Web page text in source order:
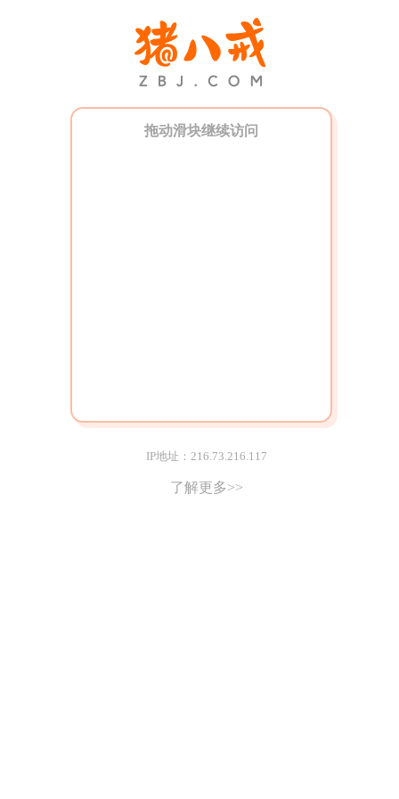
拖动滑块继续访问
IP地址：216.73.216.117
了解更多>>